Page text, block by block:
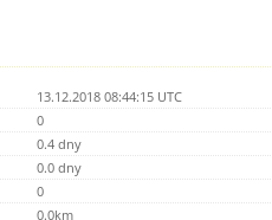
13.12.2018 08:44:15 UTC
0
0.4 dny
0.0 dny
0
0.0km